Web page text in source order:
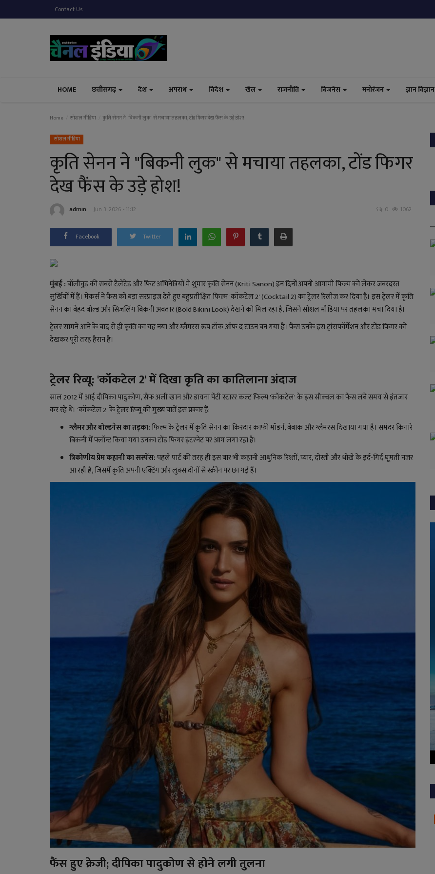
Contact Us
HOME छत्तीसगढ़ देश अपराध विदेश खेल राजनीति बिजनेस मनोरंजन ज्ञान विज्ञान
Home सोशल मीडिया कृति सेनन ने "बिकनी लुक" से मचाया तहलका, टोंड फिगर देख फैंस के उड़े होश!
सोशल मीडिया
कृति सेनन ने "बिकनी लुक" से मचाया तहलका, टोंड फिगर
देख फैंस के उड़े होश!
admin Jun 3, 2026 - 11:12 0 1062
Facebook Twitter
मुंबई :बॉलीवुड की सबसे टैलेंटेड और फिट अभिनेत्रियों में शुमार कृति सेनन (Kriti Sanon) इन दिनों अपनी आगामी फिल्म को लेकर जबरदस्त
सुर्खियों में हैं। मेकर्स ने फैंस को बड़ा सरप्राइज देते हुए बहुप्रतीक्षित फिल्म 'कॉकटेल 2' (Cocktail 2) का ट्रेलर रिलीज कर दिया है। इस ट्रेलर में कृति
सेनन का बेहद बोल्ड और सिजलिंग बिकनी अवतार (Bold Bikini Look) देखने को मिल रहा है, जिसने सोशल मीडिया पर तहलका मचा दिया है।
ट्रेलर सामने आने के बाद से ही कृति का यह नया और ग्लैमरस रूप टॉक ऑफ द टाउन बन गया है। फैंस उनके इस ट्रांसफॉर्मेशन और टोंड फिगर को
देखकर पूरी तरह हैरान हैं।
ट्रेलर रिव्यू: 'कॉकटेल 2' में दिखा कृति का कातिलाना अंदाज
साल 2012 में आई दीपिका पादुकोण, सैफ अली खान और डायना पेंटी स्टारर कल्ट फिल्म 'कॉकटेल' के इस सीक्वल का फैंस लंबे समय से इंतजार
कर रहे थे। 'कॉकटेल 2' के ट्रेलर रिव्यू की मुख्य बातें इस प्रकार हैं:
ग्लैमर और बोल्डनेस का तड़का:फिल्म के ट्रेलर में कृति सेनन का किरदार काफी मॉडर्न, बेबाक और ग्लैमरस दिखाया गया है। समंदर किनारे
बिकनी में फ्लॉन्ट किया गया उनका टोंड फिगर इंटरनेट पर आग लगा रहा है।
त्रिकोणीय प्रेम कहानी का सस्पेंस:पहले पार्ट की तरह ही इस बार भी कहानी आधुनिक रिश्तों, प्यार, दोस्ती और धोखे के इर्द-गिर्द घूमती नजर
आ रही है, जिसमें कृति अपनी एक्टिंग और लुक्स दोनों से स्क्रीन पर छा गई हैं।
फैंस हुए क्रेजी; दीपिका पादुकोण से होने लगी तुलना
अपराध Bilaspur